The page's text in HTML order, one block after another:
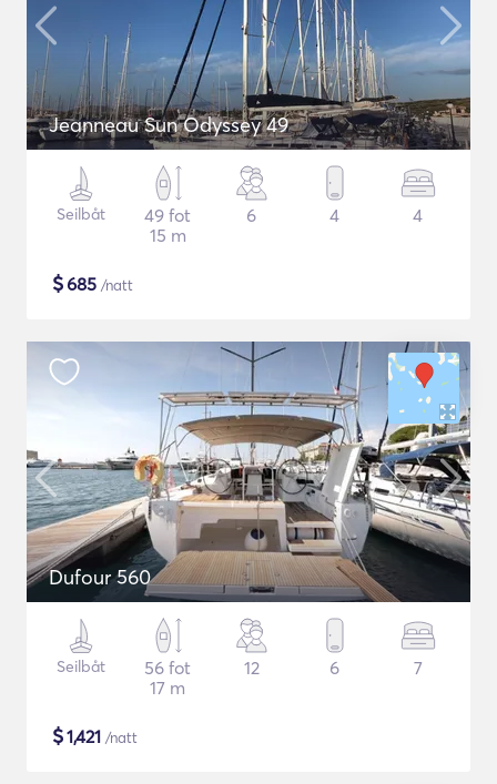
Jeanneau Sun Odyssey 49
Seilbåt
49 fot
15 m
6 4 4
$685 /natt
Dufour 560
Seilbåt
56 fot
17 m
12 6 7
$1,421 /natt